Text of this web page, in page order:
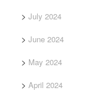
July 2024
June 2024
May 2024
April 2024